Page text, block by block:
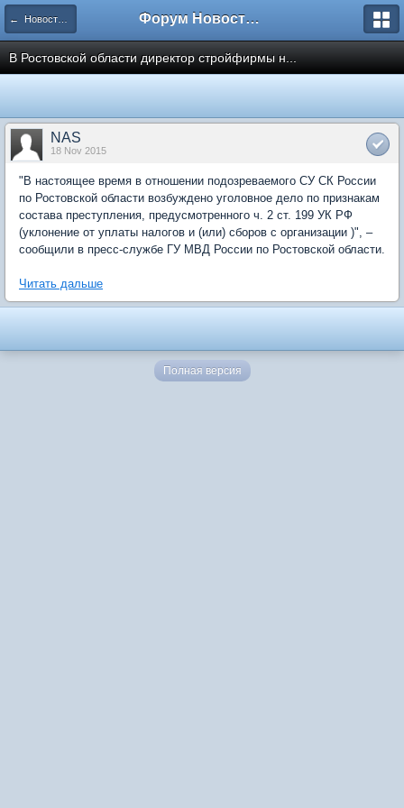
← Новости рынка недвижимости Форум Новостройки
В Ростовской области директор стройфирмы н...
NAS
18 Nov 2015
"В настоящее время в отношении подозреваемого СУ СК России
по Ростовской области возбуждено уголовное дело по признакам
состава преступления, предусмотренного ч. 2 ст. 199 УК РФ
(уклонение от уплаты налогов и (или) сборов с организации )", –
сообщили в пресс-службе ГУ МВД России по Ростовской области.
Читать дальше
Полная версия